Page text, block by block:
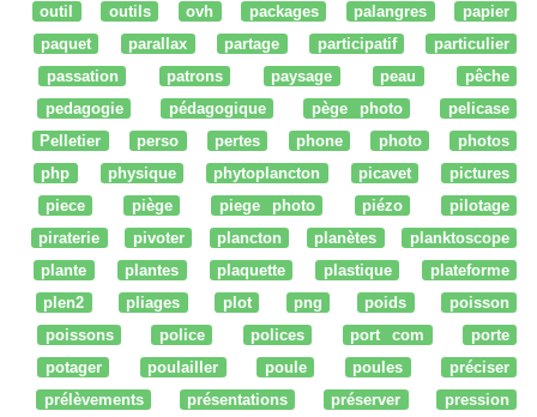
outil
outils ovh packages palangres
papier
paquet
parallax partage participatif
particulier
passation
patrons paysage peau
pêche
pedagogie
pédagogique pège photo
pelicase
Pelletier
perso pertes phone photo
photos
php
physique phytoplancton picavet
pictures
piece
piège piege photo piézo
pilotage
piraterie
pivoter plancton planètes
planktoscope
plante
plantes plaquette plastique
plateforme
plen2
pliages plot png poids
poisson
poissons
police polices port com
porte
potager
poulailler poule poules
préciser
prélèvements
présentations préserver
pression